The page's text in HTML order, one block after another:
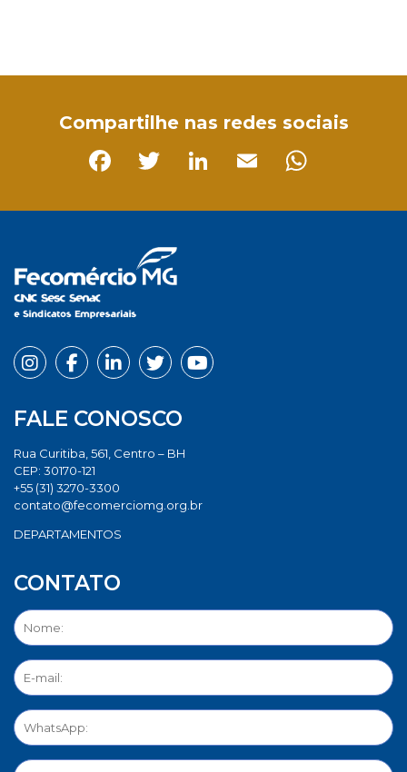
Compartilhe nas redes sociais
FALE CONOSCO
Rua Curitiba, 561, Centro – BH
CEP: 30170-121
+55 (31) 3270-3300
contato@fecomerciomg.org.br
DEPARTAMENTOS
CONTATO